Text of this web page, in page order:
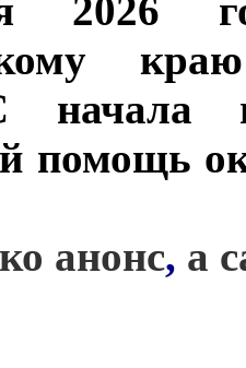
2026
помощь
анонс, а